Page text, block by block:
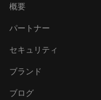
概要
パートナー
セキュリティ
ブランド
ブログ